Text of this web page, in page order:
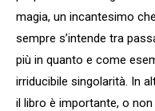
magia, un incantesimo
sempre s’intende tra
più in quanto e come
irriducibile singolarità. In
il libro è importante, o